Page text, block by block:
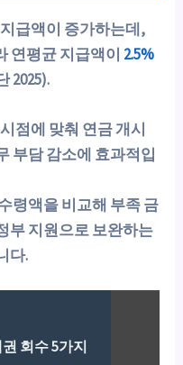
급액이 증가하는데,
연평균 지급액이 2.5%
2025).
점에 맞춰 연금 개시
부담 감소에 효과적입
령액을 비교해 부족 금
부 지원으로 보완하는
다.
회수 5가지